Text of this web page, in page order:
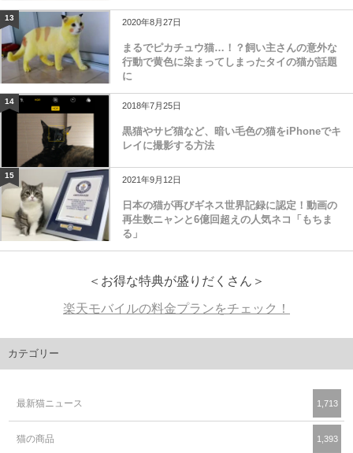
13 2020年8月27日
まるでピカチュウ猫…！？飼い主さんの意外な
行動で黄色に染まってしまったタイの猫が話題
に
14 2018年7月25日
黒猫やサビ猫など、暗い毛色の猫をiPhoneでキ
レイに撮影する方法
15 2021年9月12日
日本の猫が再びギネス世界記録に認定！動画の
再生数ニャンと6億回超えの人気ネコ「もちま
る」
＜お得な特典が盛りだくさん＞
楽天モバイルの料金プランをチェック！
カテゴリー
最新猫ニュース 1,713
猫の商品 1,393